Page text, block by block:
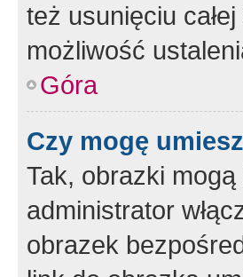
też usunięciu
możliwość
Góra
Czy mogę
Tak, obrazki
administrator
obrazek